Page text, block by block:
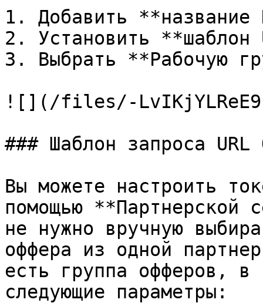
1. Добавить **название
2. Установить **шаблон
3. Выбрать **Рабочую
![](/files/-
### Шаблон запроса URL
Вы можете настроить
помощью
не нужно вручную
оффера из одной
есть группа офферов, в
следующие параметры: